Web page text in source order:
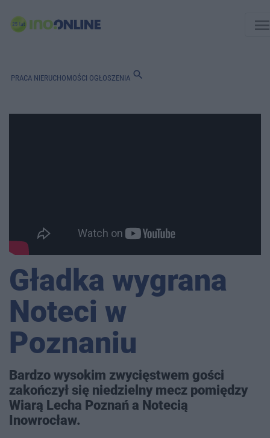
PRACA NIERUCHOMOŚCI OGŁOSZENIA search
Gładka wygrana
Noteci w
Poznaniu
Bardzo wysokim zwycięstwem gości
zakończył się niedzielny mecz pomiędzy
Wiarą Lecha Poznań a Notecią
Inowrocław.